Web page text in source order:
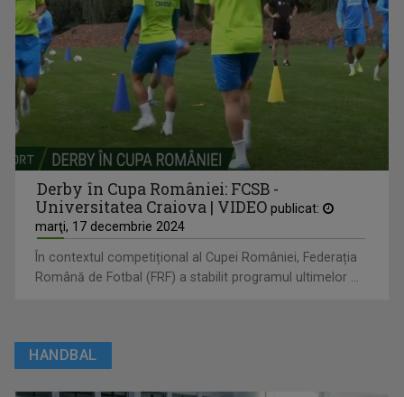
Derby în Cupa României: FCSB -
Universitatea Craiova | VIDEO publicat:
marţi, 17 decembrie 2024
În contextul competițional al Cupei României, Federația
Română de Fotbal (FRF) a stabilit programul ultimelor ...
HANDBAL